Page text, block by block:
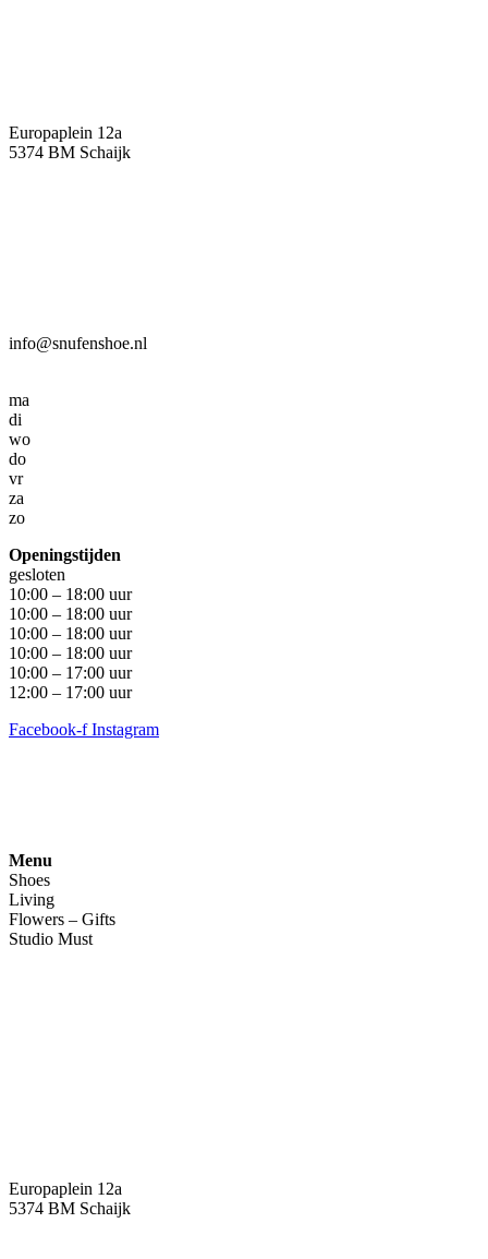
Europaplein 12a
5374 BM Schaijk
info@snufenshoe.nl
ma
di
wo
do
vr
za
zo
Openingstijden
gesloten
10:00 – 18:00 uur
10:00 – 18:00 uur
10:00 – 18:00 uur
10:00 – 18:00 uur
10:00 – 17:00 uur
12:00 – 17:00 uur
Facebook-f Instagram
Menu
Shoes
Living
Flowers – Gifts
Studio Must
Europaplein 12a
5374 BM Schaijk